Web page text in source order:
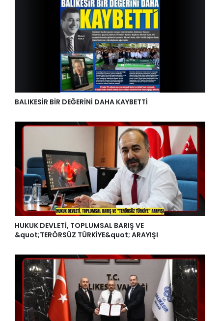
BALIKESİR BİR DEĞERİNİ DAHA KAYBETTİ
HUKUK DEVLETİ, TOPLUMSAL BARIŞ VE
&quot;TERÖRSÜZ TÜRKİYE&quot; ARAYIŞI